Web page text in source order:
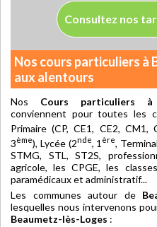
Consultez nos
Nos cours particuliers à
aux alentours
Nos Cours particuliers à
conviennent pour toutes les
Primaire (CP, CE1, CE2, CM1,
3ème), Lycée (2nde, 1 ère,
STMG, STL, ST2S,
agricole, les CPGE, les
paramédicaux et administratif...
Les communes autour de
lesquelles nous intervenons
Beaumetz-lès-Loges :